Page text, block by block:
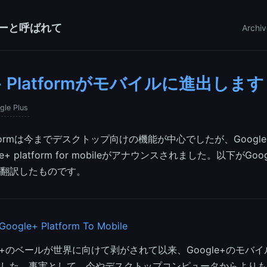
と呼ばれて
がモバイルに進出します
Plus
は今までデスクトップ向けの機能が中心でしたが、
platform for mobileがアナウンスされました。以下が
訳したものです。
Platform To Mobile
のベールが世界に向けて剥がされて以来、Google+のモバイ